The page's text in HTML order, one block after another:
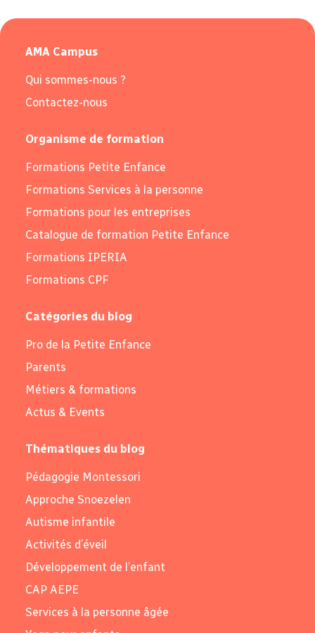
AMA Campus
Qui sommes-nous ?
Contactez-nous
Organisme de formation
Formations Petite Enfance
Formations Services à la personne
Formations pour les entreprises
Catalogue de formation Petite Enfance
Formations IPERIA
Formations CPF
Catégories du blog
Pro de la Petite Enfance
Parents
Métiers & formations
Actus & Events
Thématiques du blog
Pédagogie Montessori
Approche Snoezelen
Autisme infantile
Activités d’éveil
Développement de l’enfant
CAP AEPE
Services à la personne âgée